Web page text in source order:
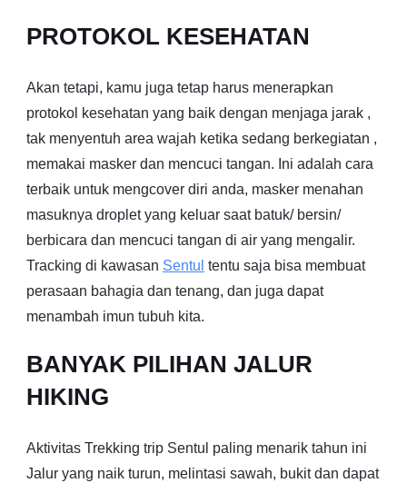
PROTOKOL KESEHATAN
Akan tetapi, kamu juga tetap harus menerapkan
protokol kesehatan yang baik dengan menjaga jarak ,
tak menyentuh area wajah ketika sedang berkegiatan ,
memakai masker dan mencuci tangan. Ini adalah cara
terbaik untuk mengcover diri anda, masker menahan
masuknya droplet yang keluar saat batuk/ bersin/
berbicara dan mencuci tangan di air yang mengalir.
Tracking di kawasan Sentul tentu saja bisa membuat
perasaan bahagia dan tenang, dan juga dapat
menambah imun tubuh kita.
BANYAK PILIHAN JALUR
HIKING
Aktivitas Trekking trip Sentul paling menarik tahun ini
Jalur yang naik turun, melintasi sawah, bukit dan dapat